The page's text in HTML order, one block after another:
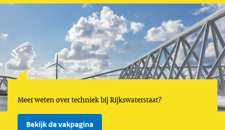
Meer weten over techniek bij Rijkswaterstaat?
Bekijk de vakpagina